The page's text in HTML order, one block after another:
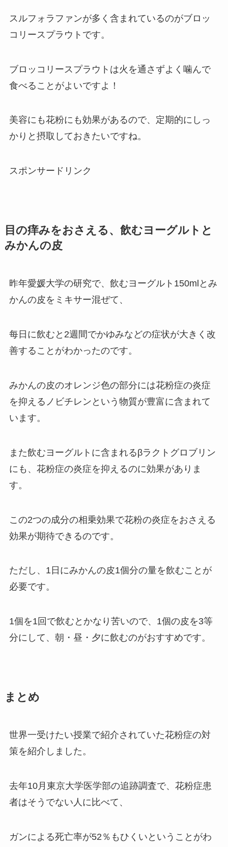
スルフォラファンが多く含まれているのがブロッ
コリースプラウトです。
ブロッコリースプラウトは火を通さずよく噛んで
食べることがよいですよ！
美容にも花粉にも効果があるので、定期的にしっ
かりと摂取しておきたいですね。
スポンサードリンク
目の痒みをおさえる、飲むヨーグルトと
みかんの皮
昨年愛媛大学の研究で、飲むヨーグルト150mlとみ
かんの皮をミキサー混ぜて、
每日に飲むと2週間でかゆみなどの症状が大きく改
善することがわかったのです。
みかんの皮のオレンジ色の部分には花粉症の炎症
を抑えるノビチレンという物質が豊富に含まれて
います。
また飲むヨーグルトに含まれるβラクトグロブリン
にも、花粉症の炎症を抑えるのに効果がありま
す。
この2つの成分の相乗効果で花粉の炎症をおさえる
効果が期待できるのです。
ただし、1日にみかんの皮1個分の量を飲むことが
必要です。
1個を1回で飲むとかなり苦いので、1個の皮を3等
分にして、朝・昼・夕に飲むのがおすすめです。
まとめ
世界一受けたい授業で紹介されていた花粉症の対
策を紹介しました。
去年10月東京大学医学部の追跡調査で、花粉症患
者はそうでない人に比べて、
ガンによる死亡率が52％もひくいということがわ